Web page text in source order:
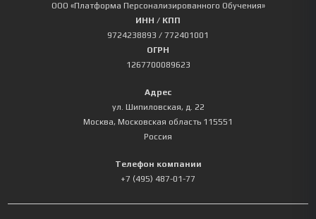
ООО «Платформа Персонализированного Обучения»
ИНН / КПП
9724238893 / 772401001
ОГРН
1267700089623
Адрес
ул. Шипиловская, д. 22
Москва, Московская область 115551
Россия
Телефон компании
+7 (495) 487-01-77